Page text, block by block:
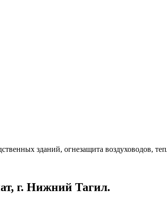
зданий, огнезащита воздуховодов,
г. Нижний Тагил.